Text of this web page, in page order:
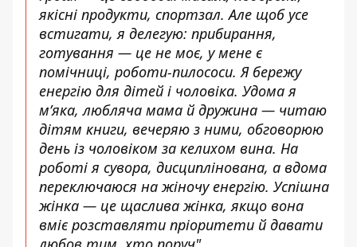
якісні продукти, спортзал. Але щоб усе
встигати, я делегую: прибирання,
готування — це не моє, у мене є
помічниці, роботи-пилососи. Я бережу
енергію для дітей і чоловіка. Удома я
м’яка, любляча мама й дружина — читаю
дітям книги, вечеряю з ними, обговорюю
день із чоловіком за келихом вина. На
роботі я сувора, дисциплінована, а вдома
переключаюся на жіночу енергію. Успішна
жінка — це щаслива жінка, якщо вона
вміє розставляти пріоритети й давати